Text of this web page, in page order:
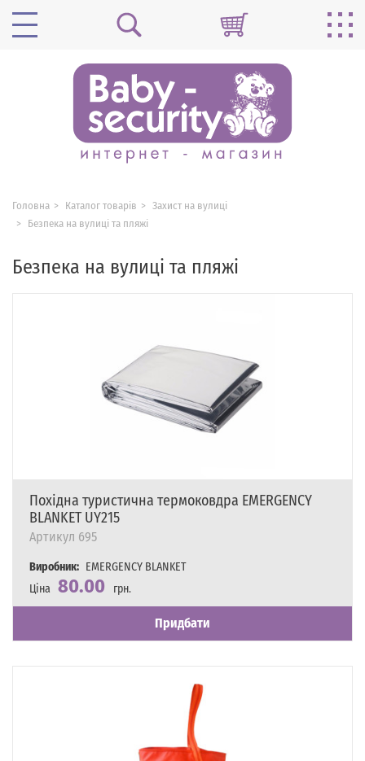
Головна Каталог товарів
Захист на вулиці
Безпека на вулиці та пляжі
Безпека на вулиці та пляжі
Похідна туристична термоковдра EMERGENCY
BLANKET UY215
Артикул 695
Виробник: EMERGENCY BLANKET
Ціна 80.00
грн.
Наявність
Є в наявності
Придбати